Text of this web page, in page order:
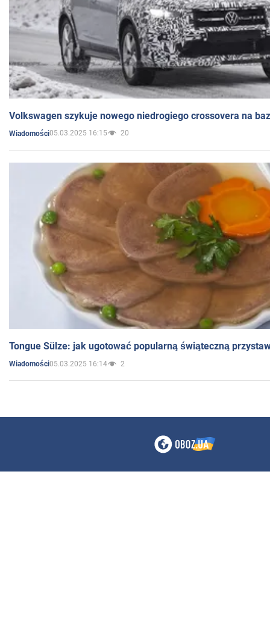
Volkswagen szykuje nowego niedrogiego crossovera na
Wiadomości05.03.2025 16:15 20
Tongue Sülze: jak ugotować popularną świąteczną
Wiadomości05.03.2025 16:14 2